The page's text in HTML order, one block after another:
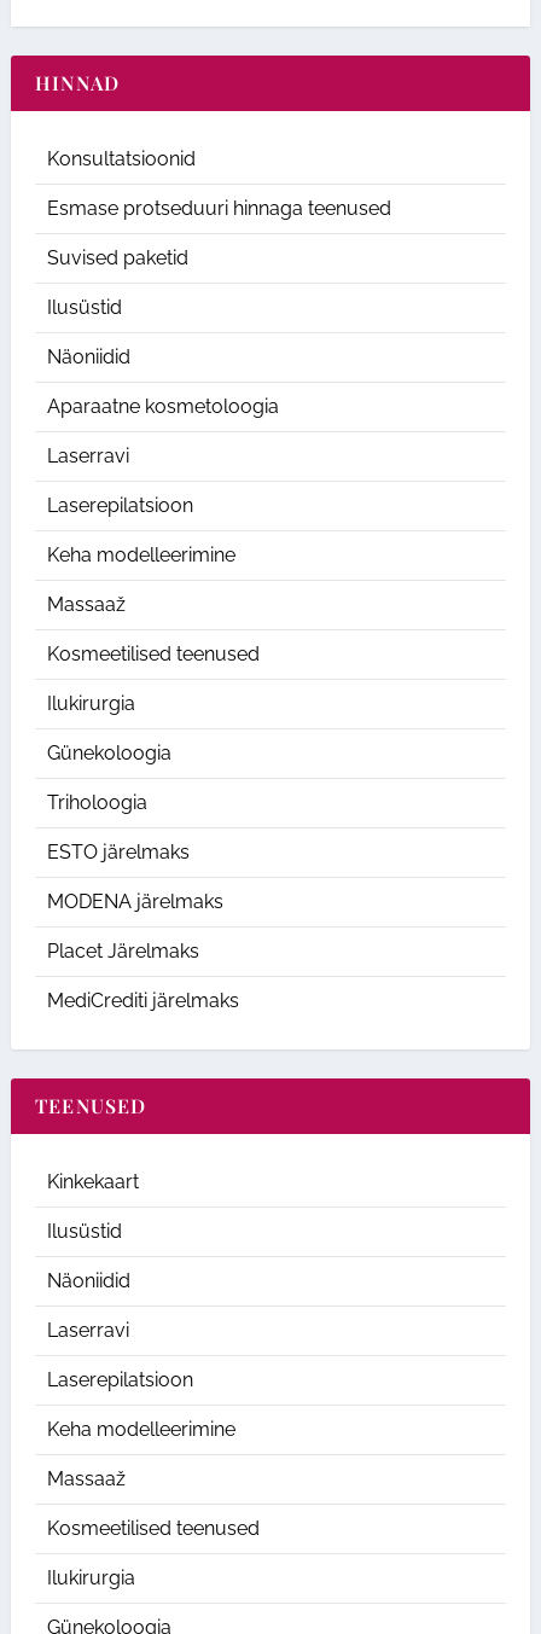
HINNAD
Konsultatsioonid
Esmase protseduuri hinnaga teenused
Suvised paketid
Ilusüstid
Näoniidid
Aparaatne kosmetoloogia
Laserravi
Laserepilatsioon
Keha modelleerimine
Massaaž
Kosmeetilised teenused
Ilukirurgia
Günekoloogia
Triholoogia
ESTO järelmaks
MODENA järelmaks
Placet Järelmaks
MediCrediti järelmaks
TEENUSED
Kinkekaart
Ilusüstid
Näoniidid
Laserravi
Laserepilatsioon
Keha modelleerimine
Massaaž
Kosmeetilised teenused
Ilukirurgia
Günekoloogia